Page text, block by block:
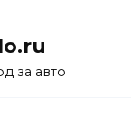
за авто